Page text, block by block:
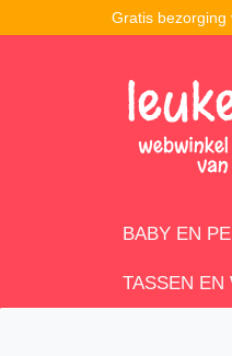
Gratis
BABY EN
TASSEN EN